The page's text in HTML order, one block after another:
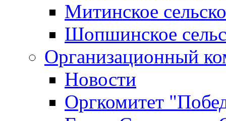
Митинское
Шопшинское
Организационный
Новости
Оргкомитет